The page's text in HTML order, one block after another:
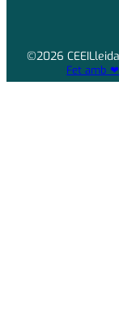
©2026 CEEILleida
Fet amb